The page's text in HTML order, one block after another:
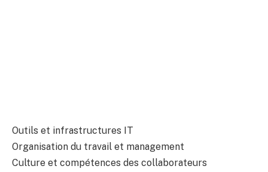
Outils et infrastructures IT
Organisation du travail et management
Culture et compétences des collaborateurs